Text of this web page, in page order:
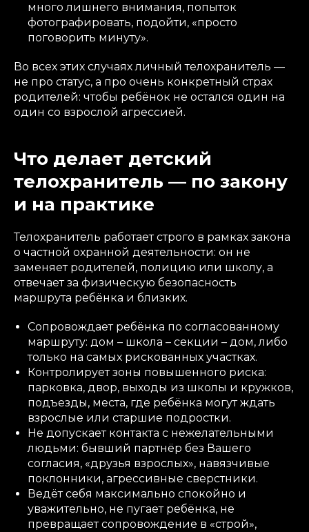
много лишнего внимания, попыток
фотографировать, подойти, «просто
поговорить минуту».
Во всех этих случаях личный телохранитель —
не про статус, а про очень конкретный страх
родителей: чтобы ребёнок не остался один на
один со взрослой агрессией.
Что делает детский
телохранитель — по закону
и на практике
Телохранитель работает строго в рамках закона
о частной охранной деятельности: он не
заменяет родителей, полицию или школу, а
отвечает за физическую безопасность
маршрута ребёнка и близких.
Сопровождает ребёнка по согласованному
маршруту: дом – школа – секции – дом, либо
только на самых рискованных участках.
Контролирует зоны повышенного риска:
парковка, двор, выходы из школы и кружков,
подъезды, места, где ребёнка могут ждать
взрослые или старшие подростки.
Не допускает контакта с нежелательными
людьми: бывший партнёр без Вашего
согласия, «друзья взрослых», навязчивые
поклонники, агрессивные сверстники.
Ведёт себя максимально спокойно и
уважительно, не пугает ребёнка, не
превращает сопровождение в «строй»,